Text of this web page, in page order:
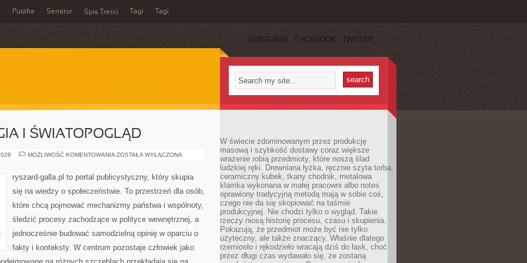
Pustka Senator Spis Treści Tagi Tagi
SUBSCRIBE FACEBOOK TWITTER
I ŚWIATOPOGLĄD
MOŻLIWOŚĆ KOMENTOWANIA POLITYKA
ŚWIATOPOGLĄD
ZOSTAŁA WYŁĄCZONA
ryszard-galla.pl to portal publicystyczny, który skupia
się na wiedzy o społeczeństwie. To przestrzeń dla osób,
które chcą pojmować mechanizmy państwa i wspólnoty,
śledzić procesy zachodzące w polityce wewnętrznej, a
jednocześnie budować samodzielną opinię w oparciu o
fakty i konteksty. W centrum pozostaje człowiek jako
W świecie zdominowanym przez produkcję
masową i szybkość dostawy coraz większe
wrażenie robią przedmioty, które noszą ślad
ludzkiej ręki. Drewniana łyżka, ręcznie szyta torba,
ceramiczny kubek, tkany chodnik, metalowa
klamka wykonana w małej pracowni albo notes
oprawiony tradycyjną metodą mają w sobie coś,
czego nie da się skopiować na taśmie
produkcyjnej. Nie chodzi tylko o wygląd. Takie
rzeczy niosą historię procesu, czasu i skupienia.
Pokazują, że przedmiot może być nie tylko
użyteczny, ale także znaczący. Właśnie dlatego
rzemiosło i rękodzieło wracają dziś do łask, choć
przez długi czas wydawało się, że zostaną